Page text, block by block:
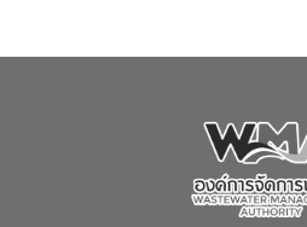
ในครั้งนี้
(อจน.) ม
เทคโนโ
ของอีสท์
เทคโนโ
Reuse)